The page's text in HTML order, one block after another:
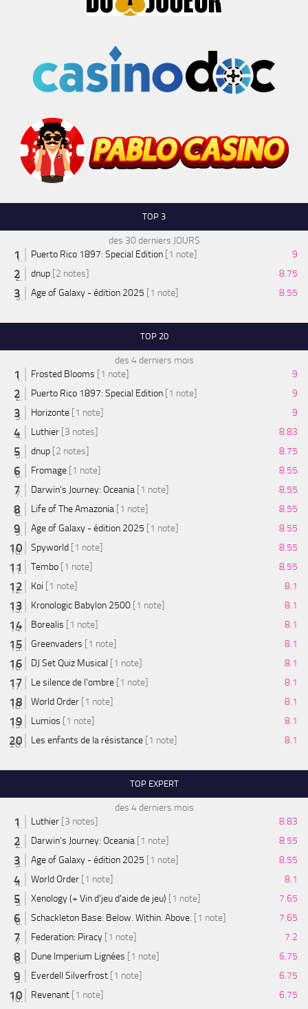
TOP 3
des 30 derniers JOURS
Puerto Rico 1897: Special Edition [1 note]
9
dnup [2 notes]
8.75
Age of Galaxy - édition 2025 [1 note] 8.55
TOP 20
des 4 derniers mois
Frosted Blooms [1 note]
9
Puerto Rico 1897: Special Edition [1 note]
9
Horizonte [1 note]
9
Luthier [3 notes]
8.83
dnup [2 notes]
8.75
Fromage [1 note]
8.55
Darwin's Journey: Oceania [1 note]
8.55
Life of The Amazonia [1 note]
8.55
Age of Galaxy - édition 2025 [1 note]
8.55
Spyworld [1 note]
8.55
Tembo [1 note]
8.55
Koi [1 note]
8.1
Kronologic Babylon 2500 [1 note]
8.1
Borealis [1 note]
8.1
Greenvaders [1 note]
8.1
DJ Set Quiz Musical [1 note]
8.1
Le silence de l'ombre [1 note]
8.1
World Order [1 note]
8.1
Lumios [1 note]
8.1
Les enfants de la résistance [1 note] 8.1
TOP EXPERT
des 4 derniers mois
Luthier [3 notes]
8.83
Darwin's Journey: Oceania [1 note]
8.55
Age of Galaxy - édition 2025 [1 note]
8.55
World Order [1 note]
8.1
Xenology (+ Vin d'jeu d'aide de jeu) [1 note]
7.65
Schackleton Base: Below. Within. Above. [1 note]
7.65
Federation: Piracy [1 note]
7.2
Dune Imperium Lignées [1 note]
6.75
Everdell Silverfrost [1 note]
6.75
Revenant [1 note] 6.75